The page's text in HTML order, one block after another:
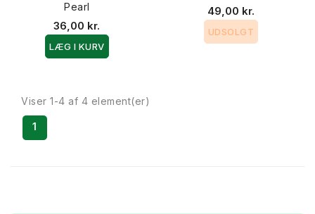
Pearl
36,00 kr.
LÆG I KURV
49,00 kr.
UDSOLGT
Viser 1-4 af 4 element(er)
1